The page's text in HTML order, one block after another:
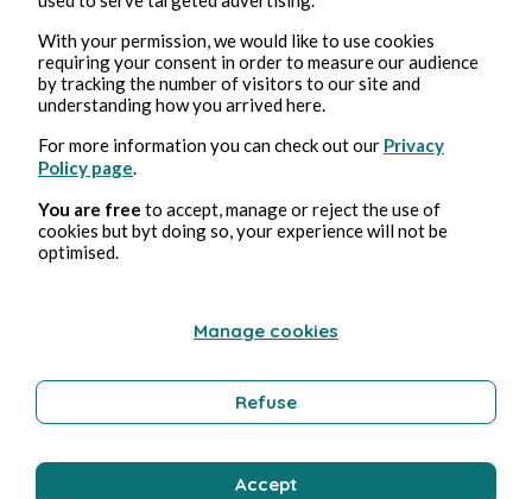
Culture
Anthony Cherrier
27 févr. 2022 8 min de lecture
#84 Aime-moi ! by Marie-Paule Dunant
With your permission, we would like to use cookies
requiring your consent in order to measure our audience
by tracking the number of visitors to our site and
understanding how you arrived here.
For more information you can check out our Privacy
Policy page
You are free to accept, manage or reject the use of
cookies but byt doing so, your experience will not be
optimised.
Manage cookies
Refuse
Accept